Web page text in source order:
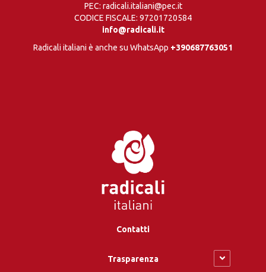
PEC: radicali.italiani@pec.it
CODICE FISCALE: 97201720584
info@radicali.it
Radicali italiani è anche su WhatsApp +390687763051
Contatti
Trasparenza